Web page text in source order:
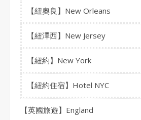
【紐奧良】New Orleans
【紐澤西】New Jersey
【紐約】New York
【紐約住宿】Hotel NYC
【英國旅遊】England